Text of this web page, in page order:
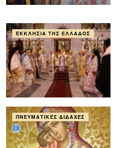
ΕΚΚΛΗΣΊΑ ΤΗΣ ΕΛΛΆΔΟΣ
ΠΝΕΥΜΑΤΙΚΈΣ ΔΙΔΑΧΈΣ